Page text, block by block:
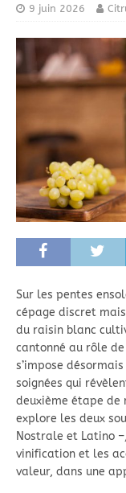
9 juin 2026
Sur les pentes
cépage discret
du raisin blanc
cantonné au rôle
s’impose
soignées qui
deuxième étape de
explore les deux
Nostrale et Latino
vinification et les
valeur, dans une